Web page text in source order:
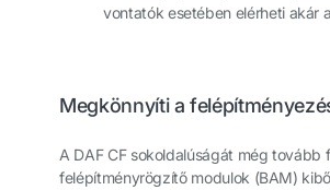
vontatók esetében elérheti akár
Megkönnyíti a
A DAF CF sokoldalúságát még tovább
felépítményrögzítő modulok (BAM)